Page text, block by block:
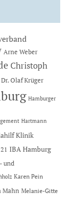
Arne Weber
Christoph
Dr. Olaf Krüger
Hamburger
Hartmann
Klinik
IBA Hamburg
und
Karen Pein
Mahn Melanie-Gitte